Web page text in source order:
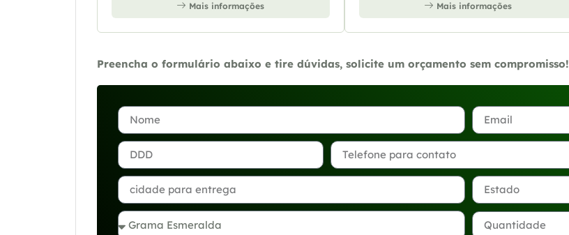
Mais informações Mais informações
Preencha o formulário abaixo e tire dúvidas, solicite um orçamento sem compromisso!